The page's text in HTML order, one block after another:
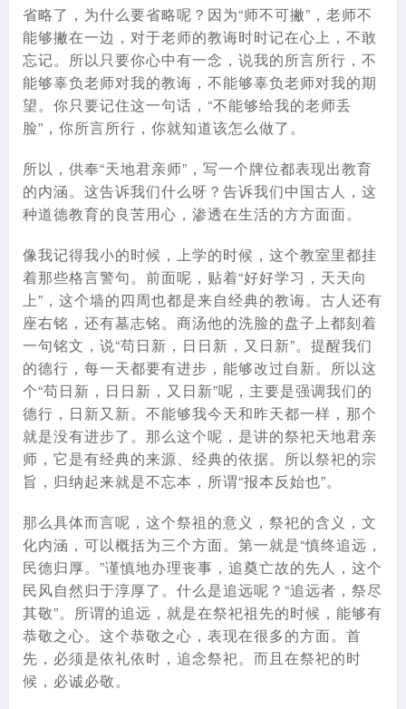
省略了，为什么要省略呢？因为“师不可撇”，老师不
能够撇在一边，对于老师的教诲时时记在心上，不敢
忘记。所以只要你心中有一念，说我的所言所行，不
能够辜负老师对我的教诲，不能够辜负老师对我的期
望。你只要记住这一句话，“不能够给我的老师丢
脸”，你所言所行，你就知道该怎么做了。
所以，供奉“天地君亲师”，写一个牌位都表现出教育
的内涵。这告诉我们什么呀？告诉我们中国古人，这
种道德教育的良苦用心，渗透在生活的方方面面。
像我记得我小的时候，上学的时候，这个教室里都挂
着那些格言警句。前面呢，贴着“好好学习，天天向
上”，这个墙的四周也都是来自经典的教诲。古人还有
座右铭，还有墓志铭。商汤他的洗脸的盘子上都刻着
一句铭文，说“苟日新，日日新，又日新”。提醒我们
的德行，每一天都要有进步，能够改过自新。所以这
个“苟日新，日日新，又日新”呢，主要是强调我们的
德行，日新又新。不能够我今天和昨天都一样，那个
就是没有进步了。那么这个呢，是讲的祭祀天地君亲
师，它是有经典的来源、经典的依据。所以祭祀的宗
旨，归纳起来就是不忘本，所谓“报本反始也”。
那么具体而言呢，这个祭祖的意义，祭祀的含义，文
化内涵，可以概括为三个方面。第一就是“慎终追远，
民德归厚。”谨慎地办理丧事，追奠亡故的先人，这个
民风自然归于淳厚了。什么是追远呢？“追远者，祭尽
其敬”。所谓的追远，就是在祭祀祖先的时候，能够有
恭敬之心。这个恭敬之心，表现在很多的方面。首
先，必须是依礼依时，追念祭祀。而且在祭祀的时
候，必诚必敬。